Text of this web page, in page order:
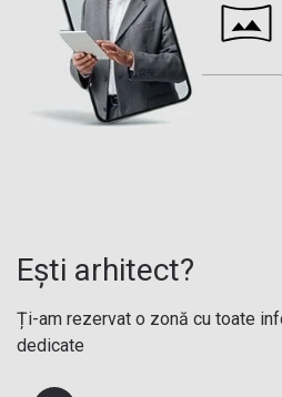
Ești arhitect?
Ți-am rezervat o zonă cu toate
dedicate